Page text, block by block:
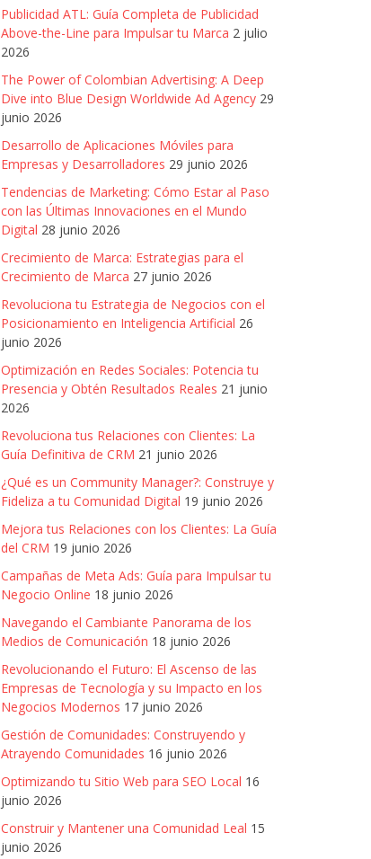
Publicidad ATL: Guía Completa de Publicidad
Above-the-Line para Impulsar tu Marca 2 julio
2026
The Power of Colombian Advertising: A Deep
Dive into Blue Design Worldwide Ad Agency 29
junio 2026
Desarrollo de Aplicaciones Móviles para
Empresas y Desarrolladores 29 junio 2026
Tendencias de Marketing: Cómo Estar al Paso
con las Últimas Innovaciones en el Mundo
Digital 28 junio 2026
Crecimiento de Marca: Estrategias para el
Crecimiento de Marca 27 junio 2026
Revoluciona tu Estrategia de Negocios con el
Posicionamiento en Inteligencia Artificial 26
junio 2026
Optimización en Redes Sociales: Potencia tu
Presencia y Obtén Resultados Reales 21 junio
2026
Revoluciona tus Relaciones con Clientes: La
Guía Definitiva de CRM 21 junio 2026
¿Qué es un Community Manager?: Construye y
Fideliza a tu Comunidad Digital 19 junio 2026
Mejora tus Relaciones con los Clientes: La Guía
del CRM 19 junio 2026
Campañas de Meta Ads: Guía para Impulsar tu
Negocio Online 18 junio 2026
Navegando el Cambiante Panorama de los
Medios de Comunicación 18 junio 2026
Revolucionando el Futuro: El Ascenso de las
Empresas de Tecnología y su Impacto en los
Negocios Modernos 17 junio 2026
Gestión de Comunidades: Construyendo y
Atrayendo Comunidades 16 junio 2026
Optimizando tu Sitio Web para SEO Local 16
junio 2026
Construir y Mantener una Comunidad Leal 15
junio 2026